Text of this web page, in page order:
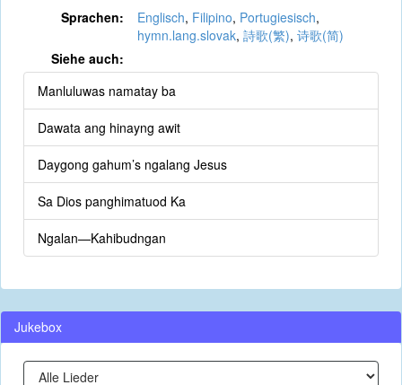
Sprachen: Englisch, Filipino, Portugiesisch,
hymn.lang.slovak, 詩歌(繁), 诗歌(简)
Siehe auch:
Manluluwas namatay ba
Dawata ang hinayng awit
Daygong gahum’s ngalang Jesus
Sa Dios panghimatuod Ka
Ngalan—Kahibudngan
Jukebox